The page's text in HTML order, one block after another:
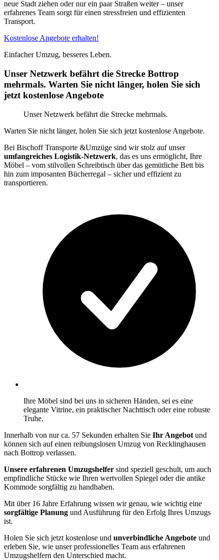
neue Stadt ziehen oder nur ein paar Straßen weiter – unser
erfahrenes Team sorgt für einen stressfreien und effizienten
Transport.
Kostenlose Angebote erhalten!
Einfacher Umzug, besseres Leben.
Unser Netzwerk befährt die Strecke Bottrop
mehrmals. Warten Sie nicht länger, holen Sie sich
jetzt kostenlose Angebote
Unser Netzwerk befährt die Strecke mehrmals.
Warten Sie nicht länger, holen Sie sich jetzt kostenlose Angebote.
Bei Bischoff Transporte &Umzüge sind wir stolz auf unser
umfangreiches Logistik-Netzwerk, das es uns ermöglicht, Ihre
Möbel – vom stilvollen Schreibtisch über das gemütliche Bett bis
hin zum imposanten Bücherregal – sicher und effizient zu
transportieren.
Ihre Möbel sind bei uns in sicheren Händen, sei es eine
elegante Vitrine, ein praktischer Nachttisch oder eine robuste
Truhe.
Innerhalb von nur ca. 57 Sekunden erhalten Sie Ihr Angebot und
können sich auf einen reibungslosen Umzug von Recklinghausen
nach Bottrop verlassen.
Unsere erfahrenen Umzugshelfer sind speziell geschult, um auch
empfindliche Stücke wie Ihren wertvollen Spiegel oder die antike
Kommode sorgfältig zu handhaben.
Mit über 16 Jahre Erfahrung wissen wir genau, wie wichtig eine
sorgfältige Planung und Ausführung für den Erfolg Ihres Umzugs
ist.
Holen Sie sich jetzt kostenlose und unverbindliche Angebote und
erleben Sie, wie unser professionelles Team aus erfahrenen
Umzugshelfern den Unterschied macht.